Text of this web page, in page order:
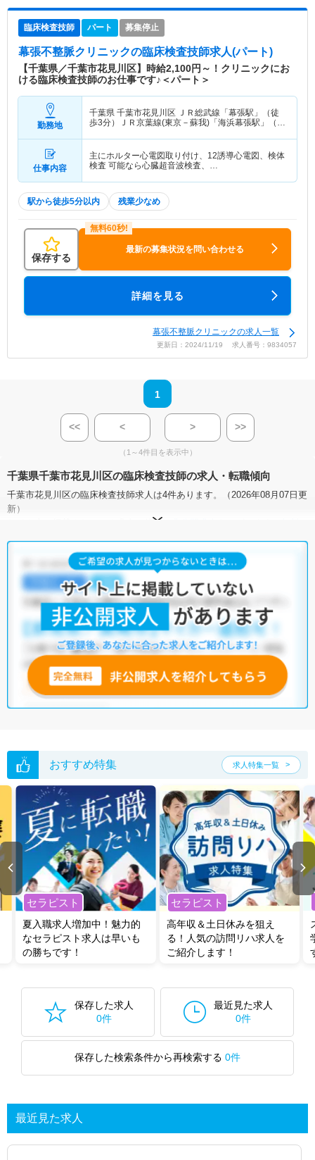
臨床検査技師 パート 募集停止
幕張不整脈クリニックの臨床検査技師求人(パート)
【千葉県／千葉市花見川区】時給2,100円～！クリニックにお
ける臨床検査技師のお仕事です♪＜パート＞
勤務地
千葉県 千葉市花見川区 ＪＲ総武線「幕張駅」（徒
歩3分）ＪＲ京葉線(東京－蘇我)「海浜幕張駅」（バ
仕事内容
主にホルター心電図取り付け、12誘導心電図、検体
検査 可能なら心臓超音波検査、…
駅から徒歩5分以内 残業少なめ
保存する
最新の募集状況を問い合わせる
詳細を見る
幕張不整脈クリニックの求人一覧
更新日：2024/11/19 求人番号：9834057
1
<< < > >>
（1～4件目を表示中）
千葉県千葉市花見川区の臨床検査技師の求人・転職傾向
千葉市花見川区の臨床検査技師求人は4件あります。（2026年08月07日更
新）
サイト上に掲載されている求人の他に、
う求人を提案させていただきます。
千葉市花見川区の臨床検査技師求人では以下のような条件が人気です。
積極採用中・残業少なめ・正社員(正職員) ・非常勤・パート
・ クリニック
他の条件でも人気の求人がございますので、「こだわり条件」から検索
いただくか、お気軽にお問い合わせください。
全国の臨床検査技師求人
無料転職支援サービス
にお申し込みいただくと、ご希望条件をヒアリン
グした上で求人をご提案いたします。
転職支援の他、情報収集や募集状況の確認も、お気軽にご相談くださ
い。
おすすめ特集 求人特集一覧
セラピスト
夏入職求人増加中！魅力的
なセラピスト求人は早いも
の勝ちです！
セラピスト
高年収＆土日休みを狙え
る！人気の訪問リハ求人を
ご紹介します！
保存した求人
0件
最近見た求人
0件
保存した検索条件から再検索する 0件
最近見た求人